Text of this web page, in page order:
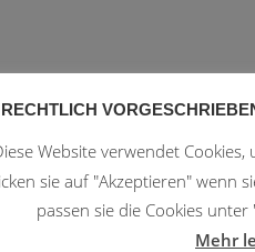
Kalender
RECHTLICH
Website verwendet
sie auf "Akzeptieren" wenn
passen sie die Cookies
Mehr